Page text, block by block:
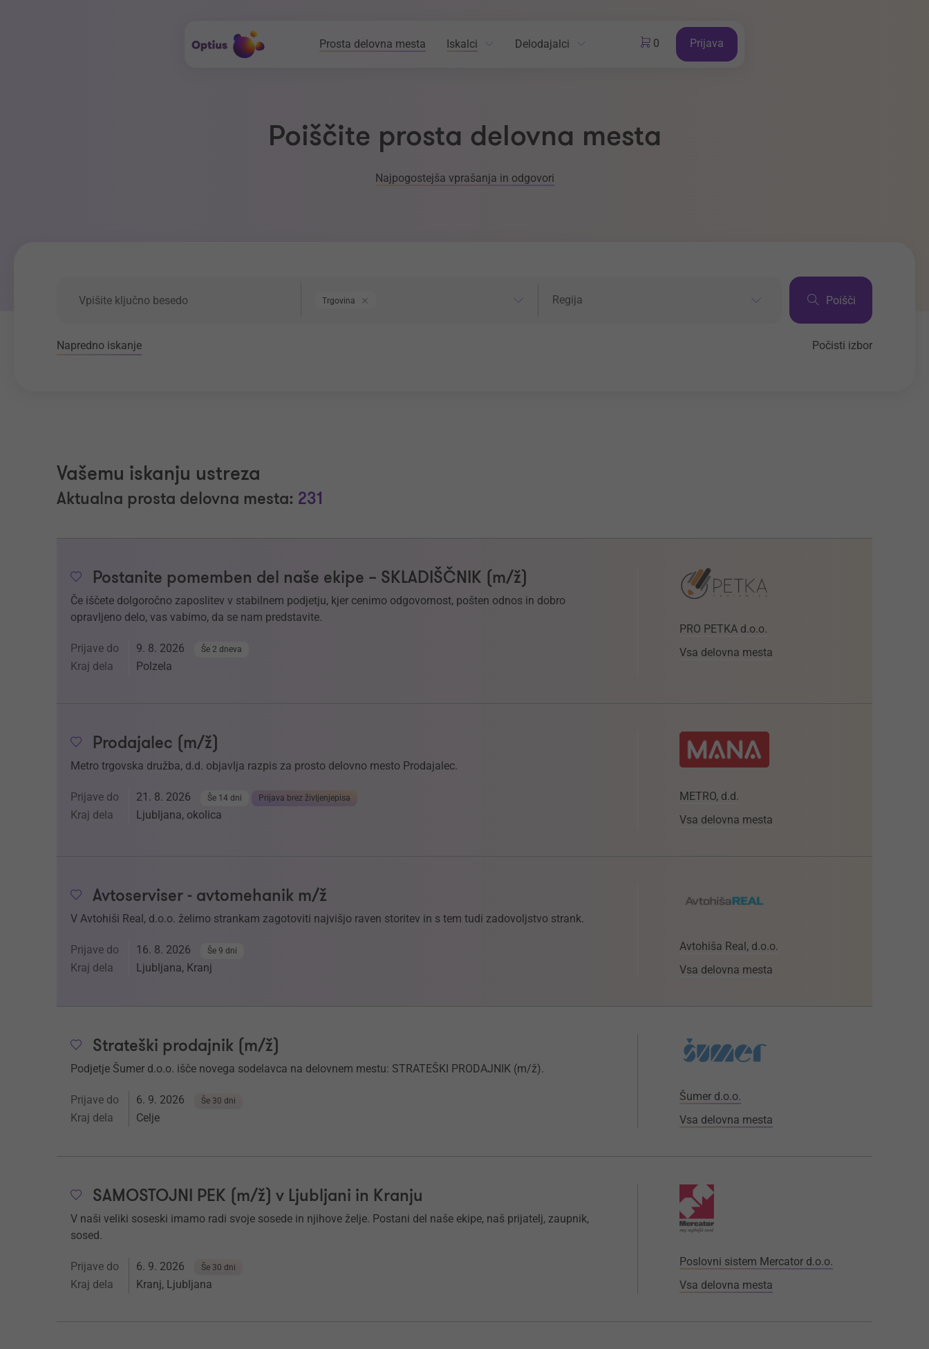
Prosta delovna mesta Iskalci Delodajalci 0 Prijava
Poiščite prosta delovna mesta
Najpogostejša vprašanja in odgovori
Trgovina Regija Poišči
Napredno iskanje Počisti izbor
Vašemu iskanju ustreza
Aktualna prosta delovna mesta: 231
Postanite pomemben del naše ekipe – SKLADIŠČNIK (m/ž)
Če iščete dolgoročno zaposlitev v stabilnem podjetju, kjer cenimo odgovornost, pošten odnos in dobro
opravljeno delo, vas vabimo, da se nam predstavite.
Prijave do 9. 8. 2026 Še 2 dneva
Kraj dela Polzela
PRO PETKA d.o.o.
Vsa delovna mesta
Prodajalec (m/ž)
Metro trgovska družba, d.d. objavlja razpis za prosto delovno mesto Prodajalec.
Prijave do 21. 8. 2026 Še 14 dni Prijava brez življenjepisa
Kraj dela Ljubljana, okolica
METRO, d.d.
Vsa delovna mesta
Avtoserviser - avtomehanik m/ž
V Avtohiši Real, d.o.o. želimo strankam zagotoviti najvišjo raven storitev in s tem tudi zadovoljstvo strank.
Prijave do 16. 8. 2026 Še 9 dni
Kraj dela Ljubljana, Kranj
Avtohiša Real, d.o.o.
Vsa delovna mesta
Strateški prodajnik (m/ž)
Podjetje Šumer d.o.o. išče novega sodelavca na delovnem mestu: STRATEŠKI PRODAJNIK (m/ž).
Prijave do 6. 9. 2026 Še 30 dni
Kraj dela Celje
Šumer d.o.o.
Vsa delovna mesta
SAMOSTOJNI PEK (m/ž) v Ljubljani in Kranju
V naši veliki soseski imamo radi svoje sosede in njihove želje. Postani del naše ekipe, naš prijatelj, zaupnik,
sosed.
Prijave do 6. 9. 2026 Še 30 dni
Kraj dela Kranj, Ljubljana
Poslovni sistem Mercator d.o.o.
Vsa delovna mesta